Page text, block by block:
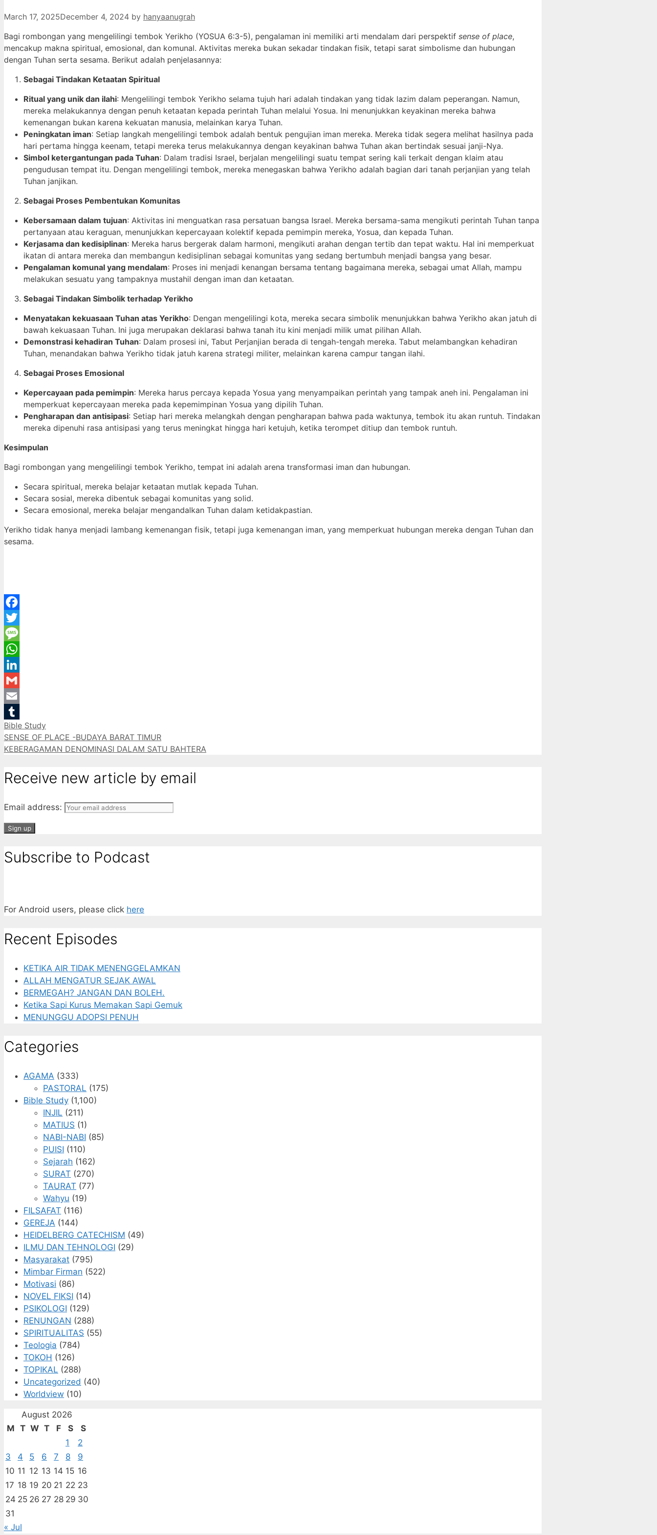
March 17, 2025December 4, 2024 by hanyaanugrah
Bagi rombongan yang mengelilingi tembok Yerikho (YOSUA 6:3-5), pengalaman ini memiliki arti mendalam dari perspektif sense of place,
mencakup makna spiritual, emosional, dan komunal. Aktivitas mereka bukan sekadar tindakan fisik, tetapi sarat simbolisme dan hubungan
dengan Tuhan serta sesama. Berikut adalah penjelasannya:
Sebagai Tindakan Ketaatan Spiritual
Ritual yang unik dan ilahi: Mengelilingi tembok Yerikho selama tujuh hari adalah tindakan yang tidak lazim dalam peperangan. Namun,
mereka melakukannya dengan penuh ketaatan kepada perintah Tuhan melalui Yosua. Ini menunjukkan keyakinan mereka bahwa
kemenangan bukan karena kekuatan manusia, melainkan karya Tuhan.
Peningkatan iman: Setiap langkah mengelilingi tembok adalah bentuk pengujian iman mereka. Mereka tidak segera melihat hasilnya pada
hari pertama hingga keenam, tetapi mereka terus melakukannya dengan keyakinan bahwa Tuhan akan bertindak sesuai janji-Nya.
Simbol ketergantungan pada Tuhan: Dalam tradisi Israel, berjalan mengelilingi suatu tempat sering kali terkait dengan klaim atau
pengudusan tempat itu. Dengan mengelilingi tembok, mereka menegaskan bahwa Yerikho adalah bagian dari tanah perjanjian yang telah
Tuhan janjikan.
Sebagai Proses Pembentukan Komunitas
Kebersamaan dalam tujuan: Aktivitas ini menguatkan rasa persatuan bangsa Israel. Mereka bersama-sama mengikuti perintah Tuhan tanpa
pertanyaan atau keraguan, menunjukkan kepercayaan kolektif kepada pemimpin mereka, Yosua, dan kepada Tuhan.
Kerjasama dan kedisiplinan: Mereka harus bergerak dalam harmoni, mengikuti arahan dengan tertib dan tepat waktu. Hal ini memperkuat
ikatan di antara mereka dan membangun kedisiplinan sebagai komunitas yang sedang bertumbuh menjadi bangsa yang besar.
Pengalaman komunal yang mendalam: Proses ini menjadi kenangan bersama tentang bagaimana mereka, sebagai umat Allah, mampu
melakukan sesuatu yang tampaknya mustahil dengan iman dan ketaatan.
Sebagai Tindakan Simbolik terhadap Yerikho
Menyatakan kekuasaan Tuhan atas Yerikho: Dengan mengelilingi kota, mereka secara simbolik menunjukkan bahwa Yerikho akan jatuh di
bawah kekuasaan Tuhan. Ini juga merupakan deklarasi bahwa tanah itu kini menjadi milik umat pilihan Allah.
Demonstrasi kehadiran Tuhan: Dalam prosesi ini, Tabut Perjanjian berada di tengah-tengah mereka. Tabut melambangkan kehadiran
Tuhan, menandakan bahwa Yerikho tidak jatuh karena strategi militer, melainkan karena campur tangan ilahi.
Sebagai Proses Emosional
Kepercayaan pada pemimpin: Mereka harus percaya kepada Yosua yang menyampaikan perintah yang tampak aneh ini. Pengalaman ini
memperkuat kepercayaan mereka pada kepemimpinan Yosua yang dipilih Tuhan.
Pengharapan dan antisipasi: Setiap hari mereka melangkah dengan pengharapan bahwa pada waktunya, tembok itu akan runtuh. Tindakan
mereka dipenuhi rasa antisipasi yang terus meningkat hingga hari ketujuh, ketika terompet ditiup dan tembok runtuh.
Kesimpulan
Bagi rombongan yang mengelilingi tembok Yerikho, tempat ini adalah arena transformasi iman dan hubungan.
Secara spiritual, mereka belajar ketaatan mutlak kepada Tuhan.
Secara sosial, mereka dibentuk sebagai komunitas yang solid.
Secara emosional, mereka belajar mengandalkan Tuhan dalam ketidakpastian.
Yerikho tidak hanya menjadi lambang kemenangan fisik, tetapi juga kemenangan iman, yang memperkuat hubungan mereka dengan Tuhan dan
sesama.
Facebook
Twitter
Message
WhatsApp
LinkedIn
Gmail
Email
Tumblr
Categories
Bible Study
SENSE OF PLACE -BUDAYA BARAT TIMUR
KEBERAGAMAN DENOMINASI DALAM SATU BAHTERA
Receive new article by email
Email address:
Subscribe to Podcast
For Android users, please click here
Recent Episodes
KETIKA AIR TIDAK MENENGGELAMKAN
ALLAH MENGATUR SEJAK AWAL
BERMEGAH? JANGAN DAN BOLEH.
Ketika Sapi Kurus Memakan Sapi Gemuk
MENUNGGU ADOPSI PENUH
Categories
AGAMA (333)
PASTORAL (175)
Bible Study (1,100)
INJIL (211)
MATIUS (1)
NABI-NABI (85)
PUISI (110)
Sejarah (162)
SURAT (270)
TAURAT (77)
Wahyu (19)
FILSAFAT (116)
GEREJA (144)
HEIDELBERG CATECHISM (49)
ILMU DAN TEHNOLOGI (29)
Masyarakat (795)
Mimbar Firman (522)
Motivasi (86)
NOVEL FIKSI (14)
PSIKOLOGI (129)
RENUNGAN (288)
SPIRITUALITAS (55)
Teologia (784)
TOKOH (126)
TOPIKAL (288)
Uncategorized (40)
Worldview (10)
August 2026
M T W T F S
S
1
2
3
4 5 6 7 8
9
10 11 12 13 14 15 16
17 18 19 20 21 22 23
24 25 26 27 28 29 30
31
« Jul